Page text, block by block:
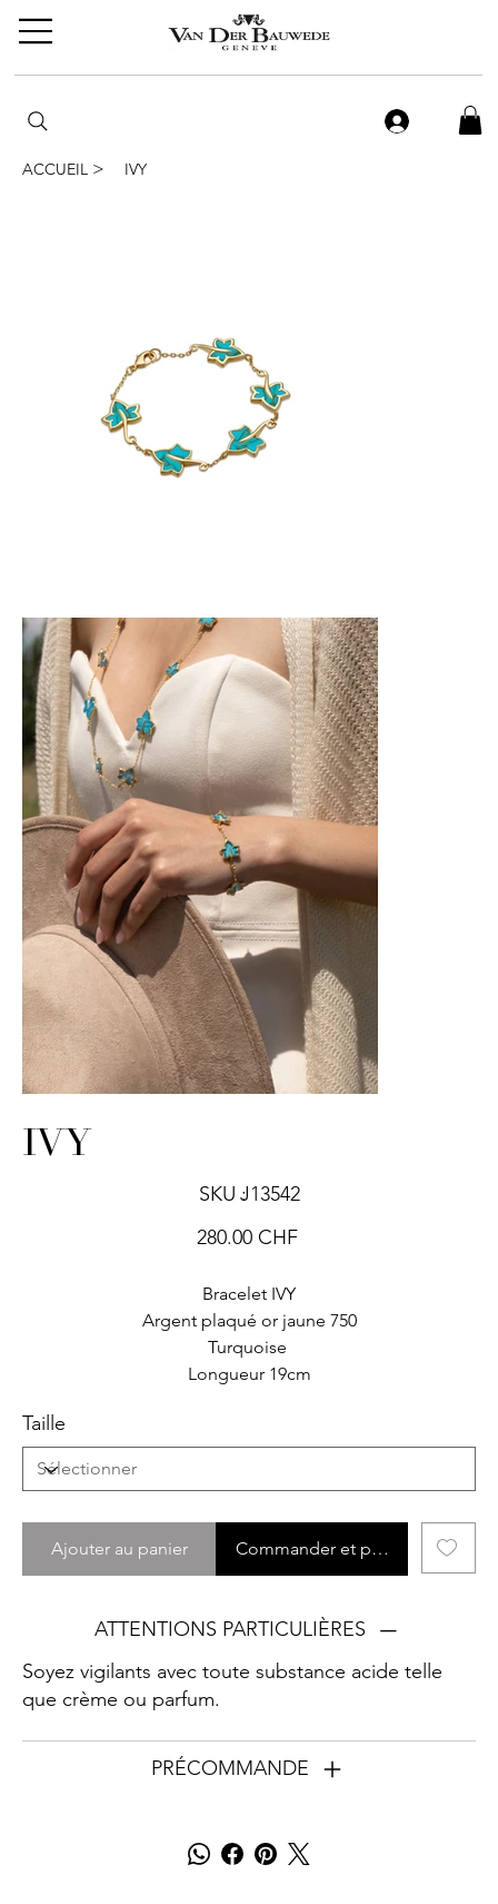
ACCUEIL > IVY
IVY
SKU :SKU
J13542
J13542
Prix
280.00 CHF
Bracelet IVY
Argent plaqué or jaune 750
Turquoise
Longueur 19cm
Taille
Ajouter au panier Commander et payer
ATTENTIONS PARTICULIÈRES
Soyez vigilants avec toute substance acide telle
que crème ou parfum.
PRÉCOMMANDE